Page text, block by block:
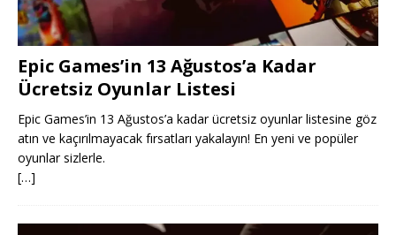
Epic Games’in 13 Ağustos’a Kadar
Ücretsiz Oyunlar Listesi
Epic Games’in 13 Ağustos’a kadar ücretsiz oyunlar listesine göz
atın ve kaçırılmayacak fırsatları yakalayın! En yeni ve popüler
oyunlar sizlerle.
[…]